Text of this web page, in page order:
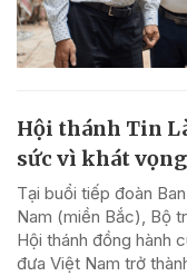
Hội thánh Tin
sức vì khát
Tại buổi tiếp đoàn
Nam (miền Bắc), Bộ
Hội thánh đồng hành
đưa Việt Nam trở